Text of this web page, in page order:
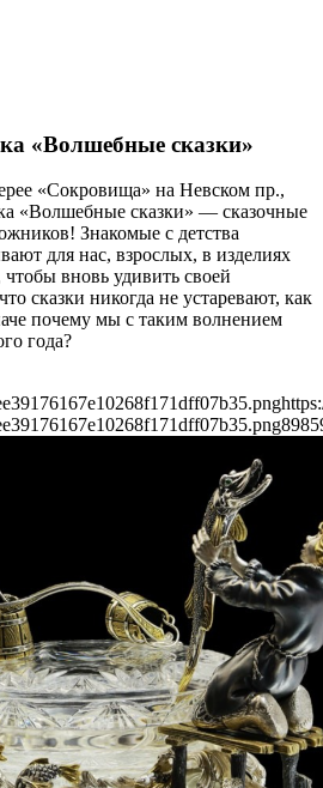
«Волшебные сказки»
«Сокровища» на Невском пр.,
«Волшебные сказки» — сказочные
Знакомые с детства
для нас, взрослых, в изделиях
вновь удивить своей
сказки никогда не устаревают, как
почему мы с таким волнением
года?
898